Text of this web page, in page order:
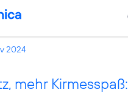
2024
mehr Kirmesspaß: